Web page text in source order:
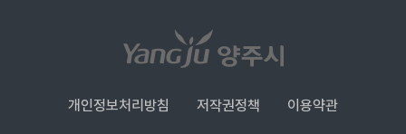
개인정보처리방침 저작권정책 이용약관